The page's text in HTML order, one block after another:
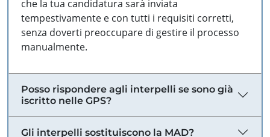
che la tua candidatura sarà inviata
tempestivamente e con tutti i requisiti corretti,
senza doverti preoccupare di gestire il processo
manualmente.
Posso rispondere agli interpelli se sono già
iscritto nelle GPS?
Gli interpelli sostituiscono la MAD?